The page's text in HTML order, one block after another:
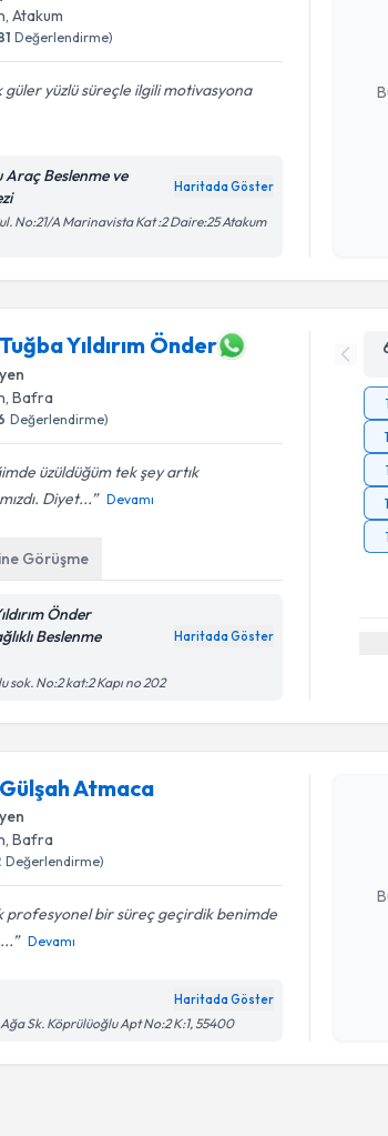
, Atakum
Değerlendirme)
güler yüzlü süreçle ilgili motivasyona
Araç Beslenme ve
Haritada Göster
No:21/A Marinavista Kat :2 Daire:25 Atakum
Yıldırım Önder
, Bafra
Değerlendirme)
üzüldüğüm tek şey artık
Diyet...
Devamı
Görüşme
Önder
Beslenme
Haritada Göster
sok. No:2 kat:2 Kapı no 202
Atmaca
, Bafra
Değerlendirme)
profesyonel bir süreç geçirdik benimde
Devamı
Haritada Göster
Sk. Köprülüoğlu Apt No:2 K:1, 55400
Randevu
Dyt.